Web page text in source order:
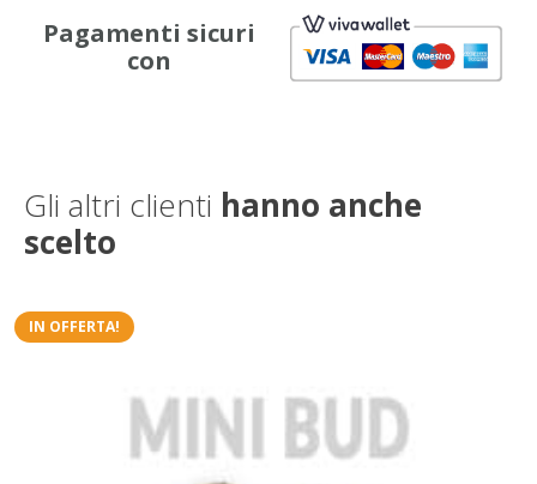
Pagamenti sicuri
con
Gli altri clienti hanno anche
scelto
IN OFFERTA!